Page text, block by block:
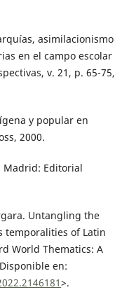
asimilacionismo
en el campo escolar
v. 21, p. 65-75,
y popular en
2000.
Madrid: Editorial
Untangling the
temporalities of Latin
World Thematics: A
en:
>.